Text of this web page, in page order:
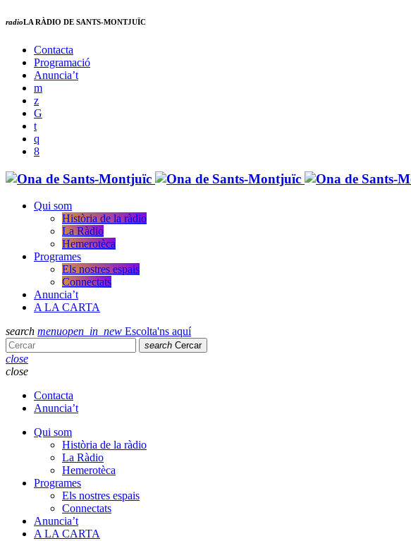
radioLA RÀDIO DE SANTS-MONTJUÏC
Contacta
Programació
Anuncia’t
Qui som
Història de la ràdio
La Ràdio
Hemerotèca
Programes
Els nostres espais
Connectats
Anuncia’t
A LA CARTA
search menuopen_in_new Escolta'ns aquí
search Cercar
close
close
Contacta
Anuncia’t
Qui som
Història de la ràdio
La Ràdio
Hemerotèca
Programes
Els nostres espais
Connectats
Anuncia’t
A LA CARTA